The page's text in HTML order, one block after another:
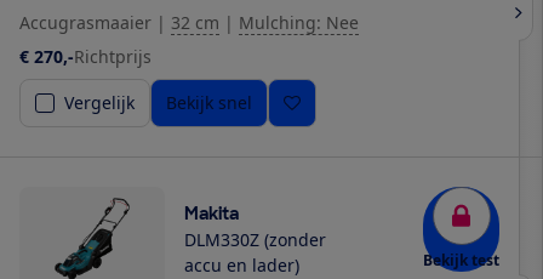
Accugrasmaaier | 32 cm | Mulching: Nee
€ 270,-Richtprijs
Vergelijk
Bekijk snel
Makita
DLM330Z (zonder
accu en lader)
Bekijk test